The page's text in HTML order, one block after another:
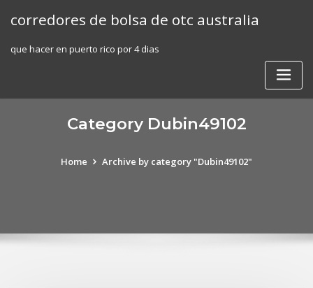
corredores de bolsa de otc australia
que hacer en puerto rico por 4 dias
Category Dubin49102
Home Archive by category "Dubin49102"